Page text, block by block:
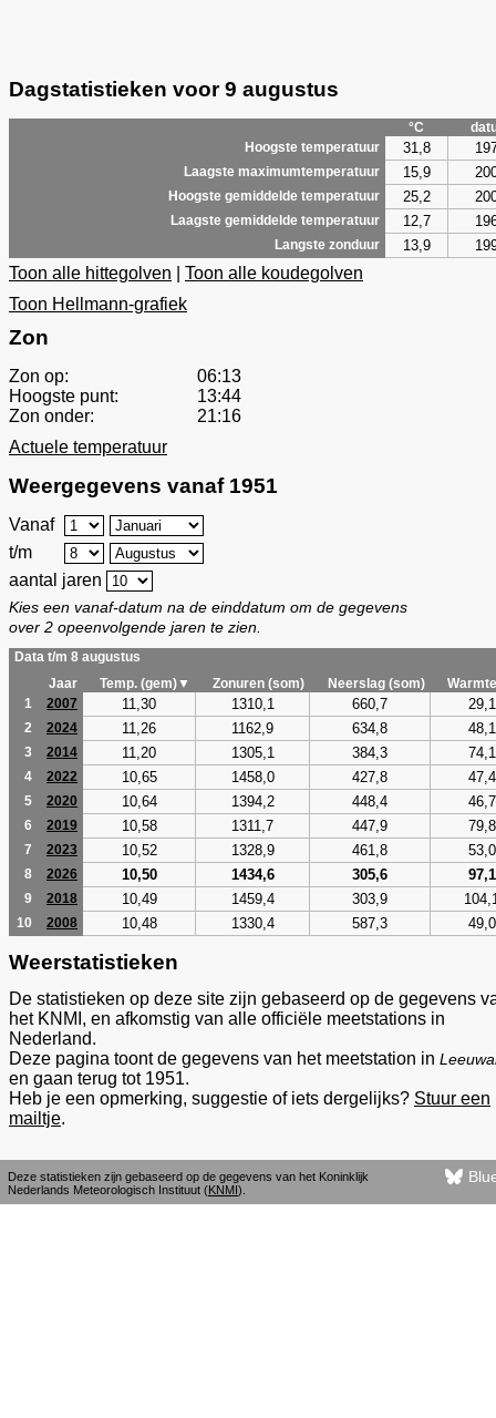
Dagstatistieken voor 9 augustus
°C
Hoogste temperatuur
31,8
Laagste maximumtemperatuur 15,9
Hoogste gemiddelde temperatuur 25,2
Laagste gemiddelde temperatuur 12,7
Langste zonduur 13,9
Toon alle hittegolven
Toon alle koudegolven
Toon Hellmann-grafiek
Zon
Zon op:
06:13
Hoogste punt:
13:44
Zon onder:
21:16
Actuele temperatuur
Weergegevens vanaf 1951
Vanaf
t/m
aantal jaren
Kies een vanaf-datum na de einddatum om de gegevens
over 2 opeenvolgende jaren te zien.
Data t/m 8 augustus
Jaar
Temp. (gem)▼ Zonuren (som) Neerslag (som)
1
2007 11,30 1310,1 660,7 29,1
2 2024 11,26 1162,9 634,8 48,1
3 2014 11,20 1305,1 384,3 74,1
4 2022 10,65 1458,0 427,8 47,4
5 2020 10,64 1394,2 448,4 46,7
6 2019 10,58 1311,7 447,9 79,8
7 2023 10,52 1328,9 461,8 53,0
8 2026 10,50 1434,6 305,6 97,1
9 2018 10,49 1459,4 303,9
10 2008 10,48 1330,4 587,3 49,0
Weerstatistieken
De statistieken op deze site zijn gebaseerd op de gegevens
het KNMI, en afkomstig van alle officiële meetstations in
Nederland.
Deze pagina toont de gegevens van het meetstation in
en gaan terug tot 1951.
Heb je een opmerking, suggestie of iets dergelijks? Stuur een
mailtje.
Deze statistieken zijn gebaseerd op de gegevens van het Koninklijk
Nederlands Meteorologisch Instituut (KNMI).